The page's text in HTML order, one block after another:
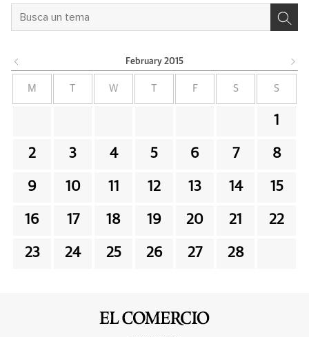
February 2015
M W F S S
1
2 3 4 5 6 7 8
9 10 11 12 13 14 15
16 17 18 19 20 21 22
23 24 25 26 27 28